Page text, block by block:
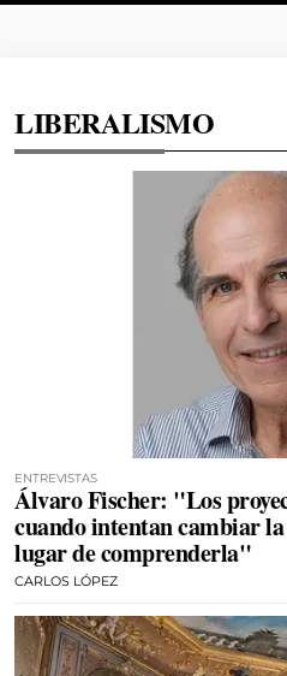
LIBERALISMO
ENTREVISTAS
Álvaro Fischer: "Los
cuando intentan cambiar
lugar de comprenderla"
CARLOS LÓPEZ